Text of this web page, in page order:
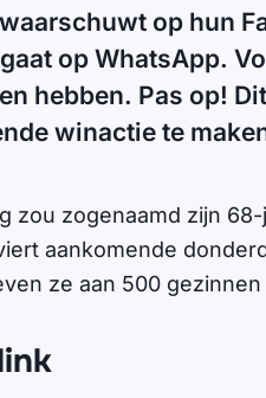
op hun
op WhatsApp.
hebben. Pas op!
winactie te
zou zogenaamd zijn
aankomende
ze aan 500